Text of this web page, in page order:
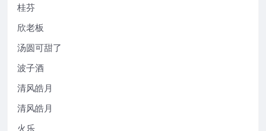
桂芬
欣老板
汤圆可甜了
波子酒
清风皓月
清风皓月
火乐